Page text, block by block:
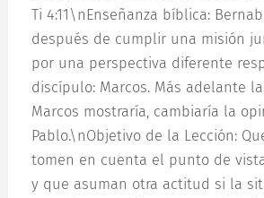
Ti 4:11\nEnseñanza bíblica:
después de cumplir una misión
por una perspectiva diferente
discípulo: Marcos. Más adelante
Marcos mostraría, cambiaría la
Pablo.\nObjetivo de la Lección:
tomen en cuenta el punto de
y que asuman otra actitud si la